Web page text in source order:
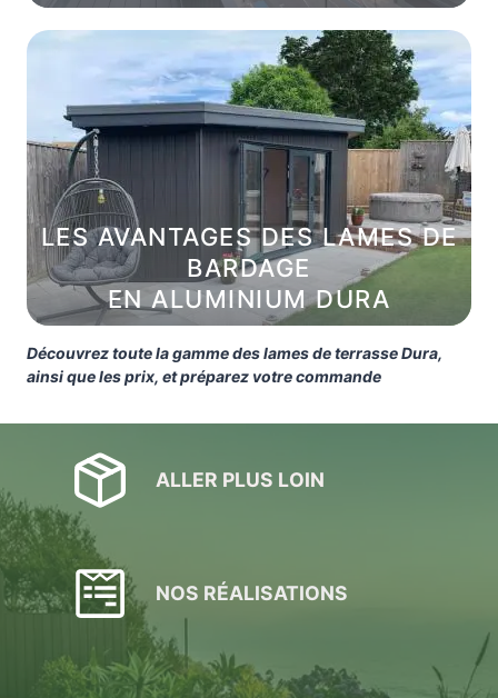
LES AVANTAGES DES LAMES DE
BARDAGE
EN ALUMINIUM DURA
Découvrez toute la gamme des lames de terrasse Dura,
ainsi que les prix, et préparez votre commande
ALLER PLUS LOIN
NOS RÉALISATIONS